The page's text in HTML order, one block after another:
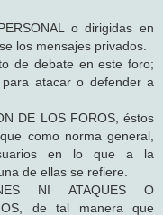
o dirigidas en
los mensajes privados.
de debate en este foro;
atacar o defender a
DE LOS FOROS, éstos
como norma general,
en lo que a la
de ellas se refiere.
NI ATAQUES O
de tal manera que